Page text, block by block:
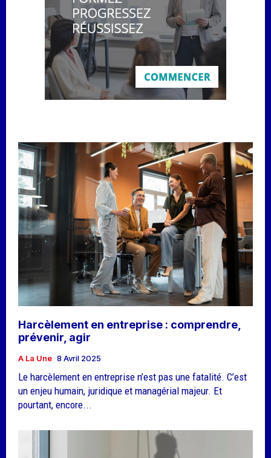
Harcèlement en entreprise : comprendre,
prévenir, agir
A La Une 8 Avril 2025
Le harcèlement en entreprise n’est pas une fatalité. C’est
un enjeu humain, juridique et managérial majeur. Et
pourtant, encore...